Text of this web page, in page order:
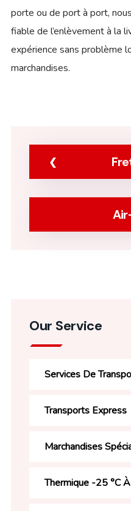
porte ou de port à port,
fiable de l’enlèvement à la
expérience sans problème
marchandises.
Our Service
Services De
Transports Express
Marchandises
Thermique -25 °C